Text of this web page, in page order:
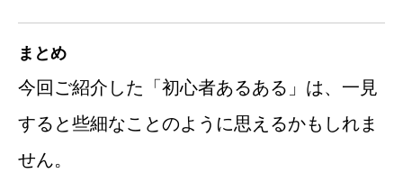
まとめ
今回ご紹介した「初心者あるある」は、一見
すると些細なことのように思えるかもしれま
せん。